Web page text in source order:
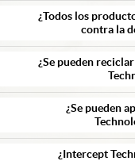
¿Todos los
contra la
¿Se pueden
¿Se pueden
¿Intercept